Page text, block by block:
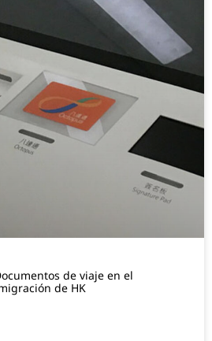
de viaje en el
de HK